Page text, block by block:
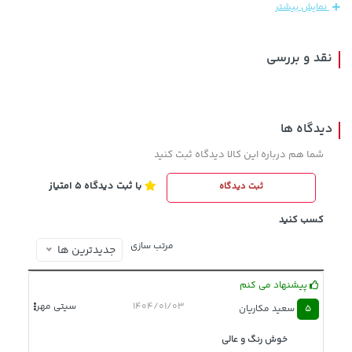
315,900 تومان خرید
238,000 تومان
نمایش بیشتر
نقد و بررسی
دیدگاه ها
شما هم درباره این کالا دیدگاه ثبت کنید
ثبت دیدگاه با ثبت دیدگاه 5 امتیاز
کسب کنید
مرتب سازی جدیدترین ها
پیشنهاد می کنم
5
سعید مکاریان 1404/01/03 سیتی مهر
خوش رنگ و عالی